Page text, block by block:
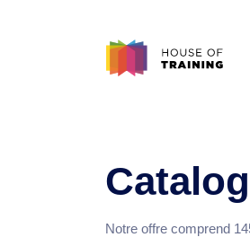
Notre offre comprend